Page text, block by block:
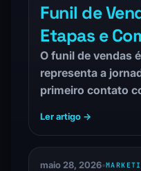
Funil de
Etapas e
O funil de vendas
representa a
primeiro contato
Ler artigo →
maio 28, 2026•